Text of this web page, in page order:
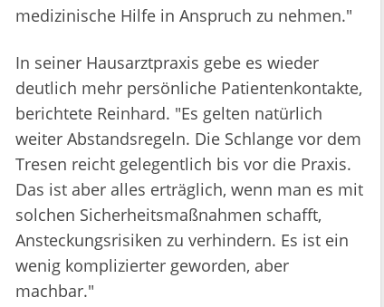
medizinische Hilfe in Anspruch zu nehmen."
In seiner Hausarztpraxis gebe es wieder
deutlich mehr persönliche Patientenkontakte,
berichtete Reinhard. "Es gelten natürlich
weiter Abstandsregeln. Die Schlange vor dem
Tresen reicht gelegentlich bis vor die Praxis.
Das ist aber alles erträglich, wenn man es mit
solchen Sicherheitsmaßnahmen schafft,
Ansteckungsrisiken zu verhindern. Es ist ein
wenig komplizierter geworden, aber
machbar."